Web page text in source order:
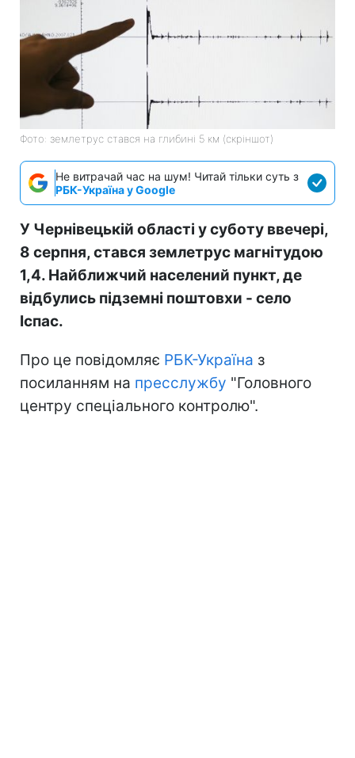
Фото: землетрус стався на глибині 5 км (скріншот)
Не витрачай час на шум! Читай тільки суть з
РБК-Україна у Google
У Чернівецькій області у суботу ввечері,
8 серпня, стався землетрус магнітудою
1,4. Найближчий населений пункт, де
відбулись підземні поштовхи - село
Іспас.
Про це повідомляє РБК-Україна з
посиланням на пресслужбу "Головного
центру спеціального контролю".